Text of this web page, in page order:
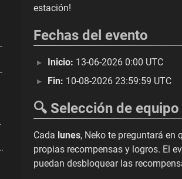
Invernal
nivel 180
Invierno
de evento
estación!
Fechas del evento
Inicio: 13-06-2026 0:00 UTC
Fin: 10-08-2026 23:59:59 UTC
🔍 Selección de equipo
Cada lunes, Neko te preguntará en
propias recompensas y logros. El
puedan desbloquear las